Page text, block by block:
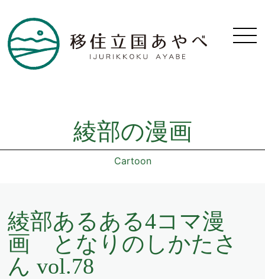
綾部の漫画
Cartoon
綾部あるある4コマ漫
画 となりのしかたさ
ん vol.78